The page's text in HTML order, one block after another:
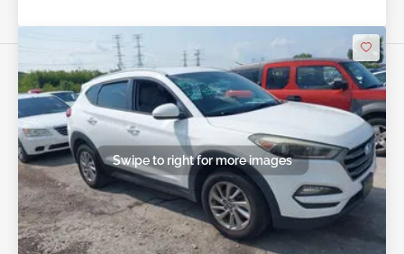
Swipe to right for more images